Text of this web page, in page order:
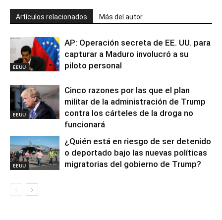
Artículos relacionados Más del autor
EEUU
AP: Operación secreta de EE. UU. para
capturar a Maduro involucró a su
piloto personal
EEUU
Cinco razones por las que el plan
militar de la administración de Trump
contra los cárteles de la droga no
funcionará
EEUU
¿Quién está en riesgo de ser detenido
o deportado bajo las nuevas políticas
migratorias del gobierno de Trump?